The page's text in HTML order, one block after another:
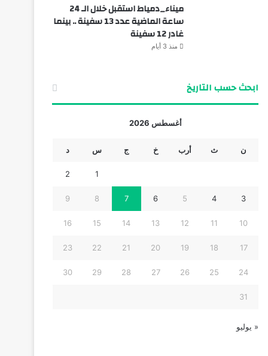
ميناء_دمياط استقبل خلال الـ 24
ساعة الماضية عدد 13 سفينة .. بينما
غادر 12 سفينة
منذ 3 أيام
ابحث حسب التاريخ
أغسطس 2026
ن ث أرب خ ج س د
1
2
3
4
5
6
7
8
9
10
11
12
13
14
15
16
17
18
19
20
21
22
23
24
25
26
27
28
29
30
31
« يوليو